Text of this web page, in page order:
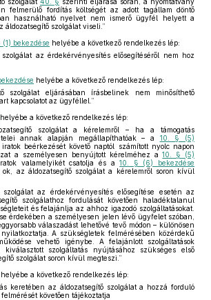
felmerülő fordítás költségét az adott tagállam döntő
használható nyelvet nem ismerő ügyfél helyett a
áldozatsegítő szolgálat viseli.”
bekezdése helyébe a következő rendelkezés lép:
szolgálat az érdekérvényesítés elősegítéséről nem hoz
helyébe a következő rendelkezés lép:
szolgálat eljárásában írásbelinek nem minősíthető
kapcsolatot az ügyféllel.”
helyébe a következő rendelkezés lép:
szolgálat a kérelemről – ha a támogatás
annak alapján megállapíthatóak – a 10. § (5)
beérkezését követő naptól számított nyolc napon
a személyesen benyújtott kérelméhez a10. § (5)
valamelyikét csatolja és a10. § (6) bekezdése
az áldozatsegítő szolgálat a kérelemről soron kívül
az érdekérvényesítés elősegítése esetén az
szolgálathoz fordulását követően haladéktalanul
és felajánlja az ahhoz igazodó szolgáltatásokat.
érdekében a személyesen jelen lévő ügyfelet szóban,
válaszadást lehetővé tevő módon – különösen
A szükségletek felmérésében közérdekű
vehető igénybe. A felajánlott szolgáltatások
szolgáltatás nyújtásához szükséges első
szolgálat soron kívül megteszi.”
helyébe a következő rendelkezés lép:
keretében az áldozatsegítő szolgálat a hozzá forduló
követően tájékoztatja